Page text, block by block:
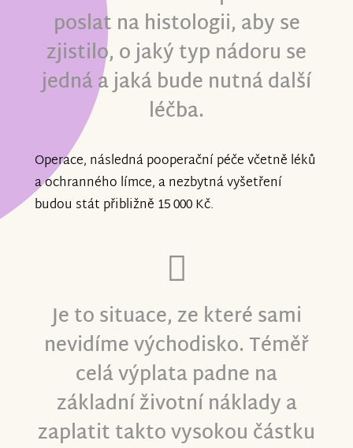
poslat na histologii, aby se
zjistilo, o jaký typ nádoru se
jedná a jaká bude nutná další
léčba.
Operace, následná pooperační péče včetně léků
a ochranného límce, a nezbytná vyšetření
budou stát přibližně 15 000 Kč.
Je to situace, ze které sami
nevidíme východisko. Téměř
celá výplata padne na
základní životní náklady a
zaplatit takto vysokou částku